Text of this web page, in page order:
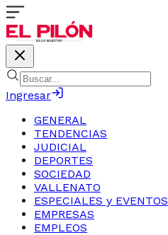
Ingresar
GENERAL
TENDENCIAS
JUDICIAL
DEPORTES
SOCIEDAD
VALLENATO
ESPECIALES y EVENTOS
EMPRESAS
EMPLEOS